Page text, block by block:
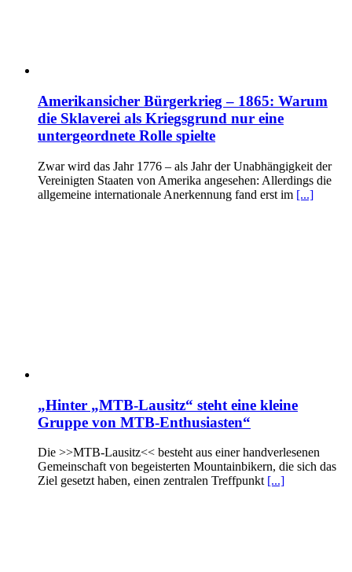
Amerikansicher Bürgerkrieg – 1865: Warum
die Sklaverei als Kriegsgrund nur eine
untergeordnete Rolle spielte
Zwar wird das Jahr 1776 – als Jahr der Unabhängigkeit der
Vereinigten Staaten von Amerika angesehen: Allerdings die
allgemeine internationale Anerkennung fand erst im [...]
„Hinter „MTB-Lausitz“ steht eine kleine
Gruppe von MTB-Enthusiasten“
Die >>MTB-Lausitz<< besteht aus einer handverlesenen
Gemeinschaft von begeisterten Mountainbikern, die sich das
Ziel gesetzt haben, einen zentralen Treffpunkt [...]